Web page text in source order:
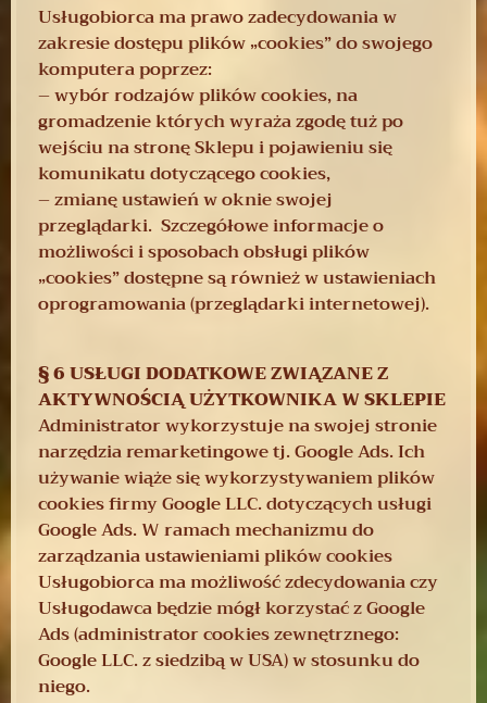
Usługobiorca ma prawo zadecydowania w
zakresie dostępu plików „cookies” do swojego
komputera poprzez:
– wybór rodzajów plików cookies, na
gromadzenie których wyraża zgodę tuż po
wejściu na stronę Sklepu i pojawieniu się
komunikatu dotyczącego cookies,
– zmianę ustawień w oknie swojej
przeglądarki. Szczegółowe informacje o
możliwości i sposobach obsługi plików
„cookies” dostępne są również w ustawieniach
oprogramowania (przeglądarki internetowej).
§ 6 USŁUGI DODATKOWE ZWIĄZANE Z
AKTYWNOŚCIĄ UŻYTKOWNIKA W SKLEPIE
Administrator wykorzystuje na swojej stronie
narzędzia remarketingowe tj. Google Ads. Ich
używanie wiąże się wykorzystywaniem plików
cookies firmy Google LLC. dotyczących usługi
Google Ads. W ramach mechanizmu do
zarządzania ustawieniami plików cookies
Usługobiorca ma możliwość zdecydowania czy
Usługodawca będzie mógł korzystać z Google
Ads (administrator cookies zewnętrznego:
Google LLC. z siedzibą w USA) w stosunku do
niego.